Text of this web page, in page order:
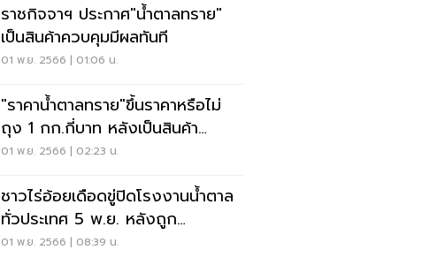
ราชกิจจาฯ ประกาศ"น้ำตาลทราย"
เป็นสินค้าควบคุมมีผลทันที
01 พ.ย. 2566 | 01:06 น.
"ราคาน้ำตาลทราย"ขึ้นราคาหรือไม่
ถุง 1 กก.กี่บาท หลังเป็นสินค้า
ควบคุม
01 พ.ย. 2566 | 02:23 น.
ชาวไร่อ้อยเดือดขู่ปิดโรงงานน้ำตาล
ทั่วประเทศ 5 พ.ย. หลังถูก
แทรกแซง
01 พ.ย. 2566 | 08:39 น.